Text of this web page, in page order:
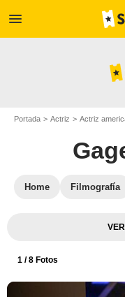
menu
Portada Actriz Actriz
Home Filmografía
1 / 8 Fotos